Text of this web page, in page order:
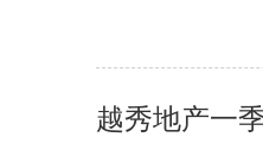
越秀地产一